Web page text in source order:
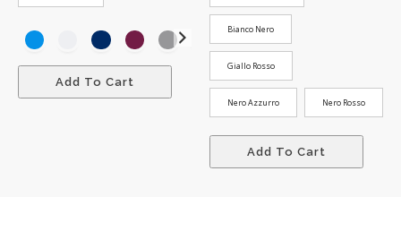
Add To Cart
Bianco Nero
Giallo Rosso
Nero Azzurro Nero Rosso
Add To Cart